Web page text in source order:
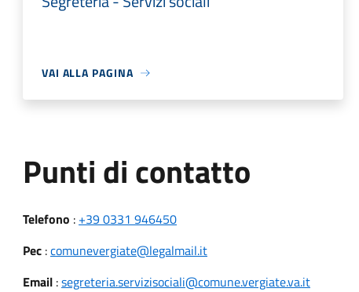
VAI ALLA PAGINA
Punti di contatto
Telefono : +39 0331 946450
Pec:comunevergiate@legalmail.it
Email:segreteria.servizisociali@comune.vergiate.va.it